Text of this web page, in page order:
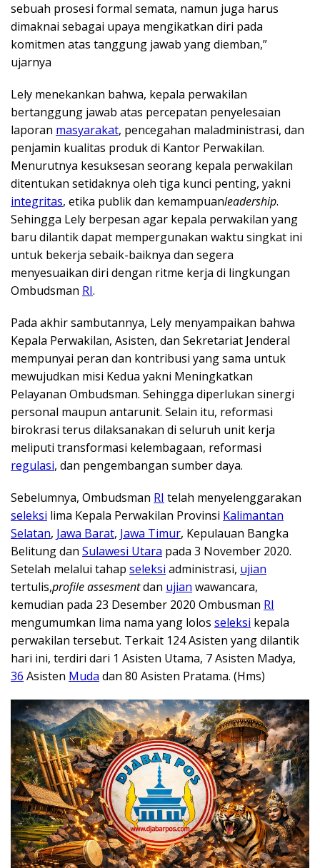
sebuah prosesi formal semata, namun juga harus
dimaknai sebagai upaya mengikatkan diri pada
komitmen atas tanggung jawab yang diemban,”
ujarnya
Lely menekankan bahwa, kepala perwakilan
bertanggung jawab atas percepatan penyelesaian
laporan masyarakat, pencegahan maladministrasi, dan
penjamin kualitas produk di Kantor Perwakilan.
Menurutnya kesuksesan seorang kepala perwakilan
ditentukan setidaknya oleh tiga kunci penting, yakni
integritas, etika publik dan kemampuanleadership.
Sehingga Lely berpesan agar kepala perwakilan yang
baru dilantik dapat mempergunakan waktu singkat ini
untuk bekerja sebaik-baiknya dan segera
menyesuaikan diri dengan ritme kerja di lingkungan
Ombudsman RI.
Pada akhir sambutannya, Lely menyampaikan bahwa
Kepala Perwakilan, Asisten, dan Sekretariat Jenderal
mempunyai peran dan kontribusi yang sama untuk
mewujudkan misi Kedua yakni Meningkatkan
Pelayanan Ombudsman. Sehingga diperlukan sinergi
personal maupun antarunit. Selain itu, reformasi
birokrasi terus dilaksanakan di seluruh unit kerja
meliputi transformasi kelembagaan, reformasi
regulasi, dan pengembangan sumber daya.
Sebelumnya, Ombudsman RI telah menyelenggarakan
seleksi lima Kepala Perwakilan Provinsi Kalimantan
Selatan, Jawa Barat, Jawa Timur, Kepulauan Bangka
Belitung dan Sulawesi Utara pada 3 November 2020.
Setelah melalui tahap seleksi administrasi, ujian
tertulis,profile assesmentdan ujian wawancara,
kemudian pada 23 Desember 2020 Ombusman RI
mengumumkan lima nama yang lolos seleksi kepala
perwakilan tersebut. Terkait 124 Asisten yang dilantik
hari ini, terdiri dari 1 Asisten Utama, 7 Asisten Madya,
36 Asisten Muda dan 80 Asisten Pratama. (Hms)